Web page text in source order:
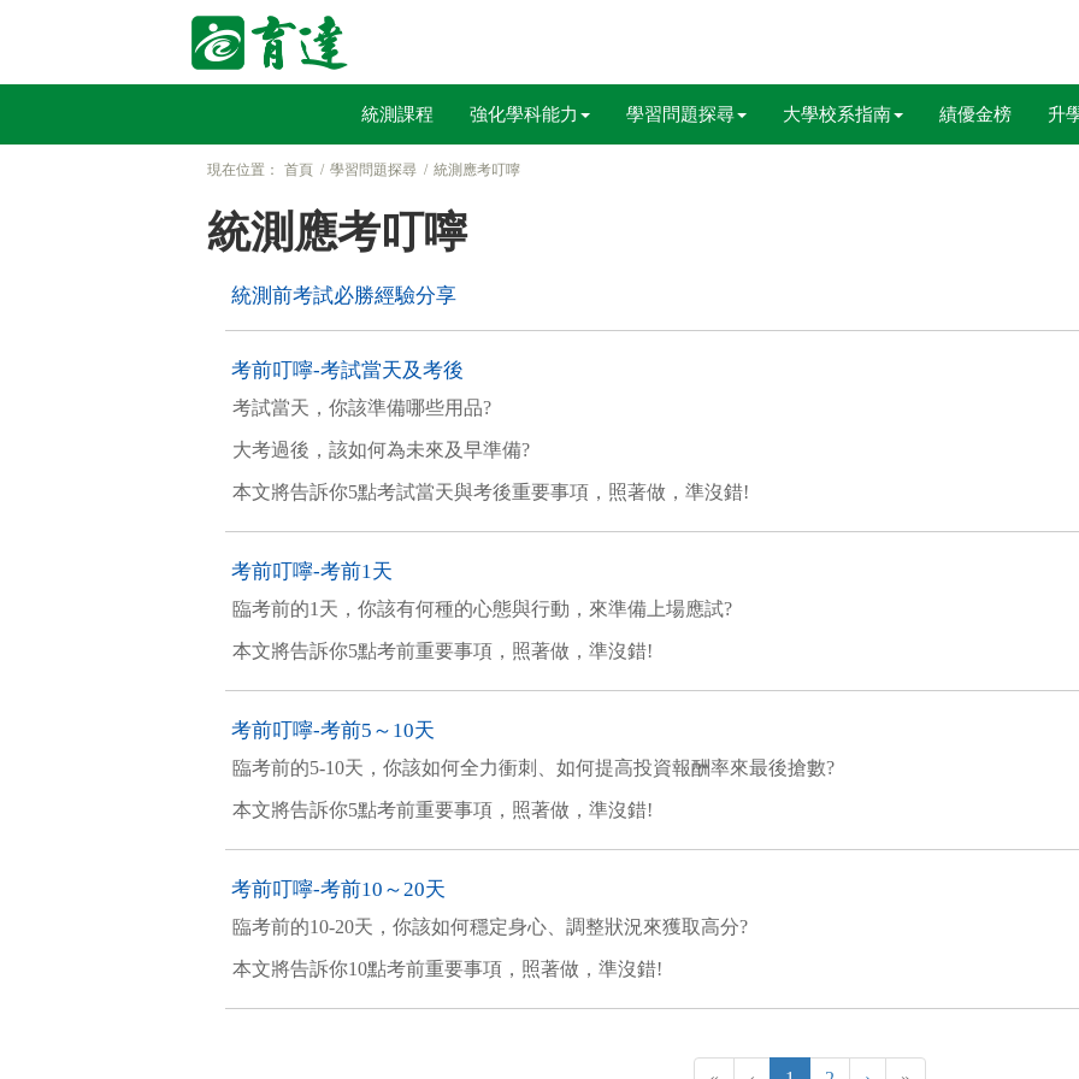
統測課程 強化學科能力 學習問題探尋 大學校系指南 績優金榜 升
現在位置： 首頁 學習問題探尋 統測應考叮嚀
統測應考叮嚀
統測前考試必勝經驗分享
考前叮嚀-考試當天及考後
考試當天，你該準備哪些用品?
大考過後，該如何為未來及早準備?
本文將告訴你5點考試當天與考後重要事項，照著做，準沒錯!
考前叮嚀-考前1天
臨考前的1天，你該有何種的心態與行動，來準備上場應試?
本文將告訴你5點考前重要事項，照著做，準沒錯!
考前叮嚀-考前5～10天
臨考前的5-10天，你該如何全力衝刺、如何提高投資報酬率來最後搶數?
本文將告訴你5點考前重要事項，照著做，準沒錯!
考前叮嚀-考前10～20天
臨考前的10-20天，你該如何穩定身心、調整狀況來獲取高分?
本文將告訴你10點考前重要事項，照著做，準沒錯!